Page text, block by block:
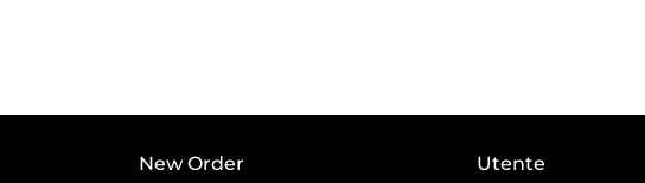
New Order Utente